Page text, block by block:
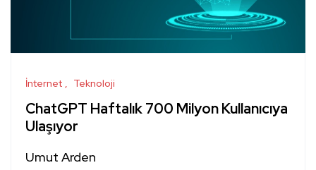
İnternet Teknoloji
ChatGPT Haftalık 700 Milyon Kullanıcıya
Ulaşıyor
Umut Arden